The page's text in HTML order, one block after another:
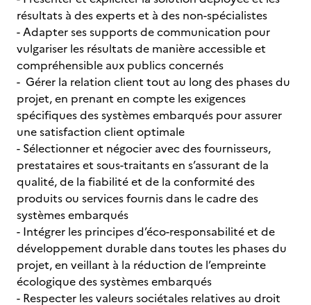
résultats à des experts et à des non-spécialistes
- Adapter ses supports de communication pour
vulgariser les résultats de manière accessible et
compréhensible aux publics concernés
- Gérer la relation client tout au long des phases du
projet, en prenant en compte les exigences
spécifiques des systèmes embarqués pour assurer
une satisfaction client optimale
- Sélectionner et négocier avec des fournisseurs,
prestataires et sous-traitants en s’assurant de la
qualité, de la fiabilité et de la conformité des
produits ou services fournis dans le cadre des
systèmes embarqués
- Intégrer les principes d’éco-responsabilité et de
développement durable dans toutes les phases du
projet, en veillant à la réduction de l’empreinte
écologique des systèmes embarqués
- Respecter les valeurs sociétales relatives au droit